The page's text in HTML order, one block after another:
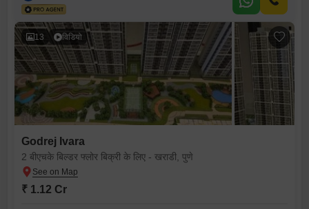
13 विडियो
Godrej Ivara
2 बीएचके बिल्डर फ्लोर बिक्री के लिए - खराडी, पुणे
₹ 1.12 Cr